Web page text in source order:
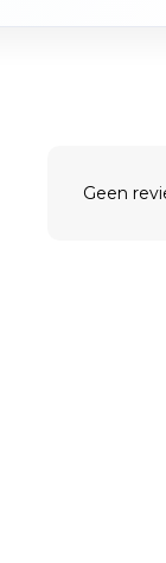
Geen